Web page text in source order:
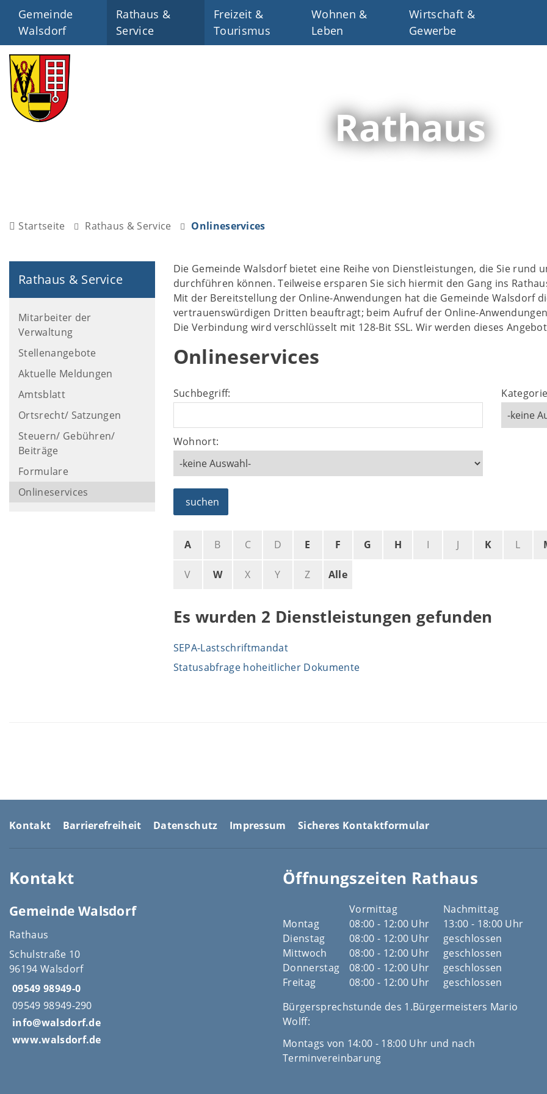
Gemeinde
Walsdorf
Rathaus &
Service
Freizeit &
Tourismus
Wohnen &
Leben
Wirtschaft &
Gewerbe
Rathaus
Startseite Rathaus & Service Onlineservices
Rathaus & Service
Mitarbeiter der
Verwaltung
Stellenangebote
Aktuelle Meldungen
Amtsblatt
Ortsrecht/ Satzungen
Steuern/ Gebühren/
Beiträge
Formulare
Onlineservices
Die Gemeinde Walsdorf bietet eine Reihe von Dienstleistungen, die Sie rund
durchführen können. Teilweise ersparen Sie sich hiermit den Gang ins
Mit der Bereitstellung der Online-Anwendungen hat die Gemeinde Walsdorf
vertrauenswürdigen Dritten beauftragt; beim Aufruf der Online-
Die Verbindung wird verschlüsselt mit 128-Bit SSL. Wir werden dieses
Onlineservices
Suchbegriff:
Wohnort:
suchen
A B C D E F G H I J K L
V W X Y Z Alle
Es wurden 2 Dienstleistungen gefunden
SEPA-Lastschriftmandat
Statusabfrage hoheitlicher Dokumente
Kontakt Barrierefreiheit Datenschutz Impressum Sicheres Kontaktformular
Kontakt
Gemeinde Walsdorf
Rathaus
Schulstraße 10
96194 Walsdorf
09549 98949-0
09549 98949-290
info@walsdorf.de
www.walsdorf.de
Öffnungszeiten Rathaus
Vormittag
Nachmittag
Montag
08:00 - 12:00 Uhr
13:00 - 18:00 Uhr
Dienstag
08:00 - 12:00 Uhr
geschlossen
Mittwoch
08:00 - 12:00 Uhr
geschlossen
Donnerstag
08:00 - 12:00 Uhr
geschlossen
Freitag
08:00 - 12:00 Uhr
geschlossen
Bürgersprechstunde des 1.Bürgermeisters Mario
Wolff:
Montags von 14:00 - 18:00 Uhr und nach
Terminvereinbarung